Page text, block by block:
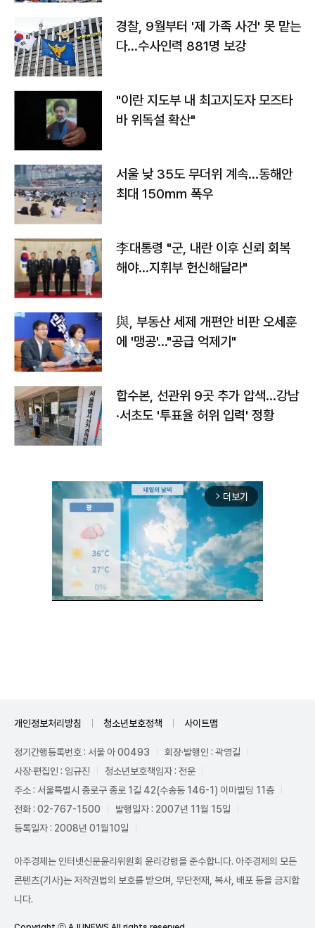
경찰, 9월부터 '제 가족 사건' 못 맡는
다…수사인력 881명 보강
"이란 지도부 내 최고지도자 모즈타
바 위독설 확산"
서울 낮 35도 무더위 계속…동해안
최대 150㎜ 폭우
李대통령 "군, 내란 이후 신뢰 회복
해야…지휘부 헌신해달라"
與, 부동산 세제 개편안 비판 오세훈
에 '맹공'…"공급 억제기"
합수본, 선관위 9곳 추가 압색…강남
·서초도 '투표율 허위 입력' 정황
arrow_forward_ios 더보기
개인정보처리방침 청소년보호정책 사이트맵
정기간행등록번호 : 서울 아 00493
회장·발행인 : 곽영길
사장·편집인 : 임규진
청소년보호책임자 : 전운
주소 : 서울특별시 종로구 종로 1길 42(수송동 146-1) 이마빌딩 11층
전화 : 02-767-1500
발행일자 : 2007년 11월 15일
등록일자 : 2008년 01월10일
아주경제는 인터넷신문윤리위원회 윤리강령을 준수합니다. 아주경제의 모든
콘텐츠(기사)는 저작권법의 보호를 받으며, 무단전재, 복사, 배포 등을 금지합
니다.